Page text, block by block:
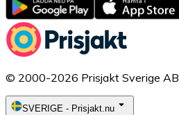
© 2000-2026 Prisjakt Sverige AB
SVERIGE - Prisjakt.nu